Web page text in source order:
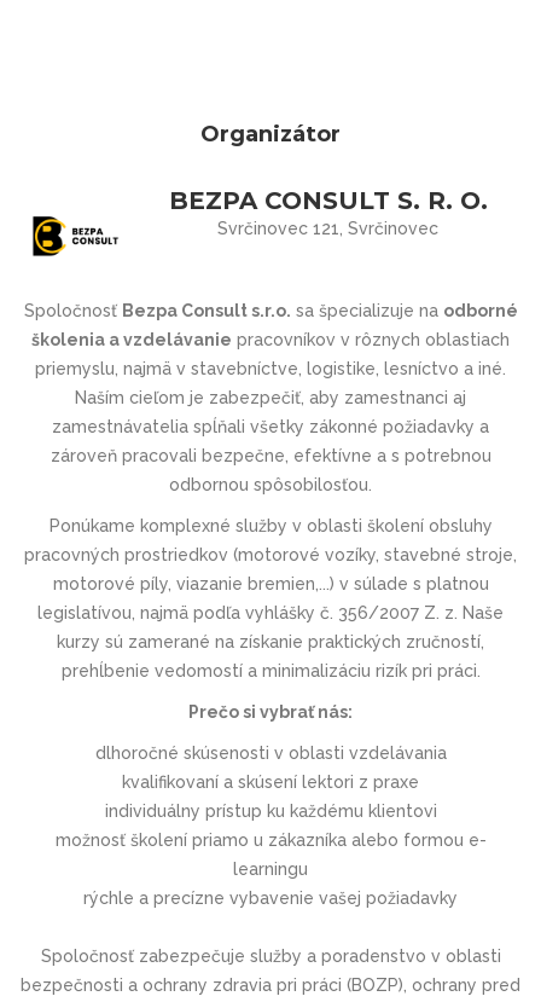
Organizátor
BEZPA CONSULT S. R. O.
Svrčinovec 121, Svrčinovec
Spoločnosť Bezpa Consult s.r.o. sa špecializuje na odborné
školenia a vzdelávanie pracovníkov v rôznych oblastiach
priemyslu, najmä v stavebníctve, logistike, lesníctvo a iné.
Naším cieľom je zabezpečiť, aby zamestnanci aj
zamestnávatelia spĺňali všetky zákonné požiadavky a
zároveň pracovali bezpečne, efektívne a s potrebnou
odbornou spôsobilosťou.
Ponúkame komplexné služby v oblasti školení obsluhy
pracovných prostriedkov (motorové vozíky, stavebné stroje,
motorové píly, viazanie bremien,...) v súlade s platnou
legislatívou, najmä podľa vyhlášky č. 356/2007 Z. z. Naše
kurzy sú zamerané na získanie praktických zručností,
prehĺbenie vedomostí a minimalizáciu rizík pri práci.
Prečo si vybrať nás:
dlhoročné skúsenosti v oblasti vzdelávania
kvalifikovaní a skúsení lektori z praxe
individuálny prístup ku každému klientovi
možnosť školení priamo u zákazníka alebo formou e-
learningu
rýchle a precízne vybavenie vašej požiadavky
Spoločnosť zabezpečuje služby a poradenstvo v oblasti
bezpečnosti a ochrany zdravia pri práci (BOZP), ochrany pred